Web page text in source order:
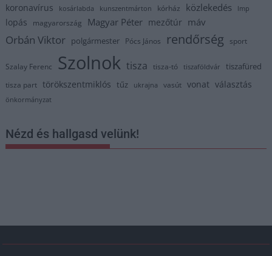
koronavírus kosárlabda kunszentmárton kórház közlekedés lmp
lopás magyarország Magyar Péter mezőtúr máv
Orbán Viktor polgármester Pócs János rendőrség sport
Szalay Ferenc Szolnok tisza tisza-tó tiszaföldvár tiszafüred
tisza part törökszentmiklós tűz ukrajna vasút vonat választás
önkormányzat
Nézd és hallgasd velünk!